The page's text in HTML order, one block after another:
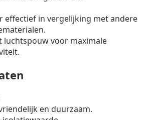
effectief in vergelijking met andere
luchtspouw voor maximale
en duurzaam.